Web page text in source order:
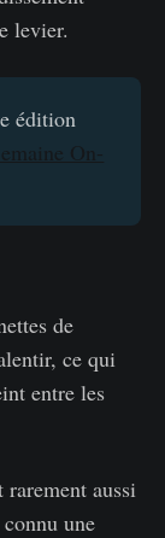
levier.
édition
On-
de
ce qui
entre les
aussi
une